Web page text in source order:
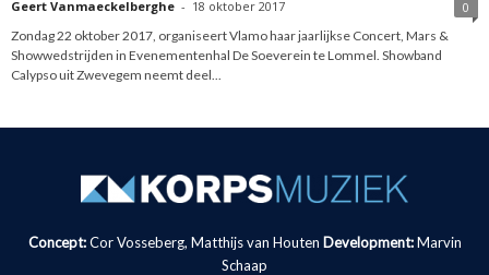
Geert Vanmaeckelberghe - 18 oktober 2017
0
Zondag 22 oktober 2017, organiseert Vlamo haar jaarlijkse Concert, Mars &
Showwedstrijden in Evenementenhal De Soeverein te Lommel. Showband
Calypso uit Zwevegem neemt deel...
Concept:Cor Vosseberg, Matthijs van Houten Development: Marvin
Schaap